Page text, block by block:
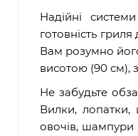
Надійні
готовність
Вам розумно
висотою (90 см),
Не забудьте
Вилки, лопатки,
овочів, шампури